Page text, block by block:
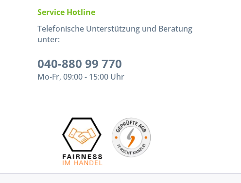
Service Hotline
Telefonische Unterstützung und Beratung
unter:
040-880 99 770
Mo-Fr, 09:00 - 15:00 Uhr